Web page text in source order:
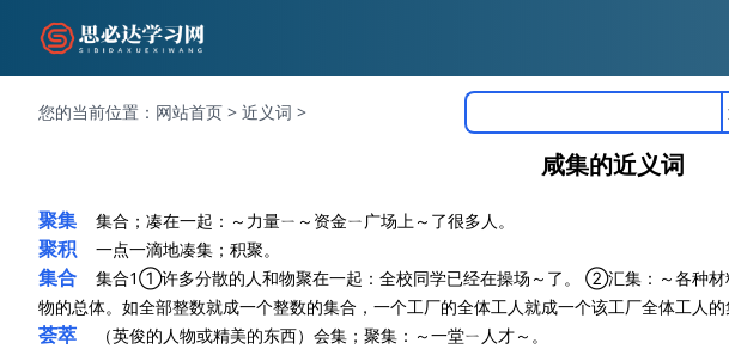
您的当前位置： 网站首页 > 近义词 >
咸集的近义词
聚集 集合；凑在一起：～力量ㄧ～资金ㄧ广场上～了很多人。
聚积 一点一滴地凑集；积聚。
集合
集合1①许多分散的人和物聚在一起：全校同学已经在操场～了。 ②汇集：～各种
物的总体。如全部整数就成一个整数的集合，一个工厂的全体工人就成一个该工厂全体工人的
荟萃 （英俊的人物或精美的东西）会集；聚集：～一堂ㄧ人才～。